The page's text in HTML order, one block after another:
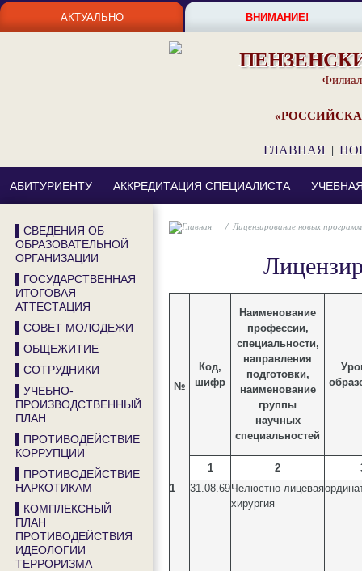
АКТУАЛЬНО ВНИМАНИЕ!
ГЛАВНАЯ |
АБИТУРИЕНТУ АККРЕДИТАЦИЯ СПЕЦИАЛИСТА
/ Лицензирование новых
№
Код,
шифр
Наименование
профессии,
специальности,
направления
подготовки,
наименование
группы
научных
специальностей
1 2
1
31.08.69Челюстно-лицевая
хирургия
▌СВЕДЕНИЯ ОБ
ОБРАЗОВАТЕЛЬНОЙ
ОРГАНИЗАЦИИ
▌ГОСУДАРСТВЕННАЯ
ИТОГОВАЯ
АТТЕСТАЦИЯ
▌СОВЕТ МОЛОДЕЖИ
▌ОБЩЕЖИТИЕ
▌СОТРУДНИКИ
▌УЧЕБНО-
ПРОИЗВОДСТВЕННЫЙ
ПЛАН
▌ПРОТИВОДЕЙСТВИЕ
КОРРУПЦИИ
▌ПРОТИВОДЕЙСТВИЕ
НАРКОТИКАМ
▌КОМПЛЕКСНЫЙ
ПЛАН
ПРОТИВОДЕЙСТВИЯ
ИДЕОЛОГИИ
ТЕРРОРИЗМА